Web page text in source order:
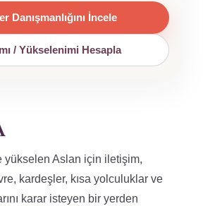
Danışmanlığını İncele
/ Yükselenimi Hesapla
yükselen Aslan için iletişim,
kardeşler, kısa yolculuklar ve
karar isteyen bir yerden